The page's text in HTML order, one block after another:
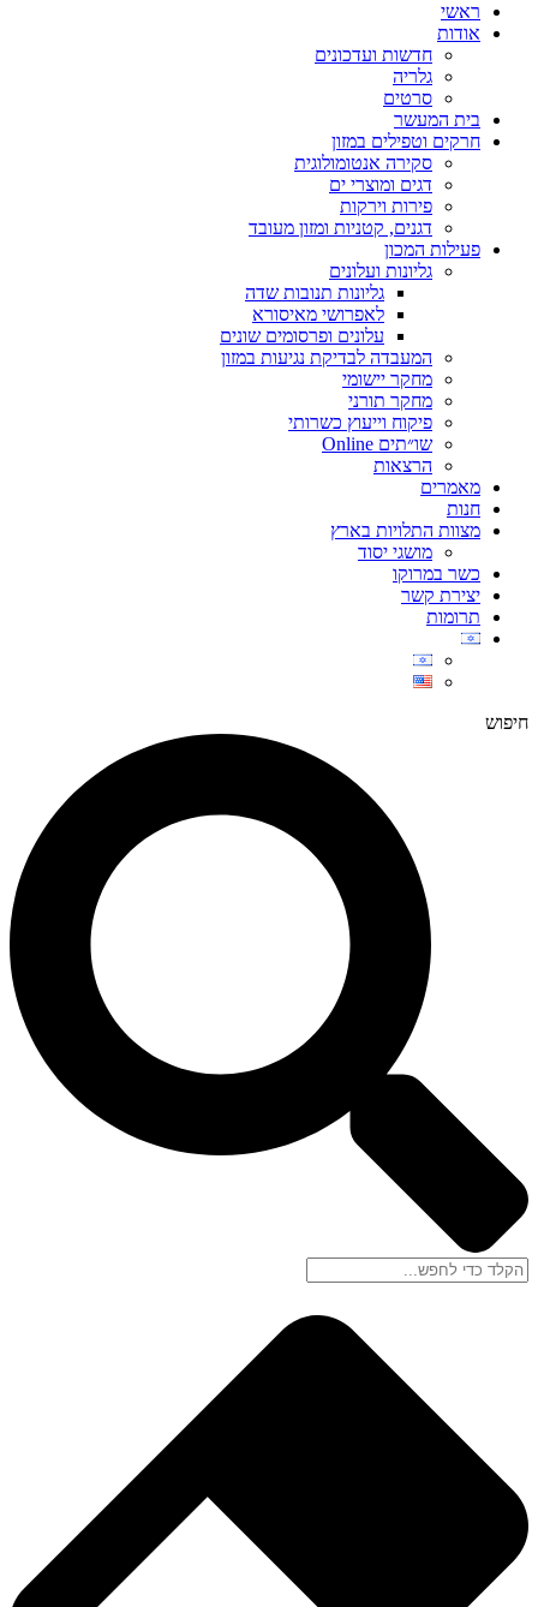
ראשי
אודות
חדשות ועדכונים
גלריה
סרטים
בית המעשר
חרקים וטפילים במזון
סקירה אנטומולוגית
דגים ומוצרי ים
פירות וירקות
דגנים, קטניות ומזון מעובד
פעילות המכון
גליונות ועלונים
גליונות תנובות שדה
לאפרושי מאיסורא
עלונים ופרסומים שונים
המעבדה לבדיקת נגיעות במזון
מחקר יישומי
מחקר תורני
פיקוח וייעוץ כשרותי
שו״תים Online
הרצאות
מאמרים
חנות
מצוות התלויות בארץ
מושגי יסוד
כשר במרוקו
יצירת קשר
תרומות
חיפוש